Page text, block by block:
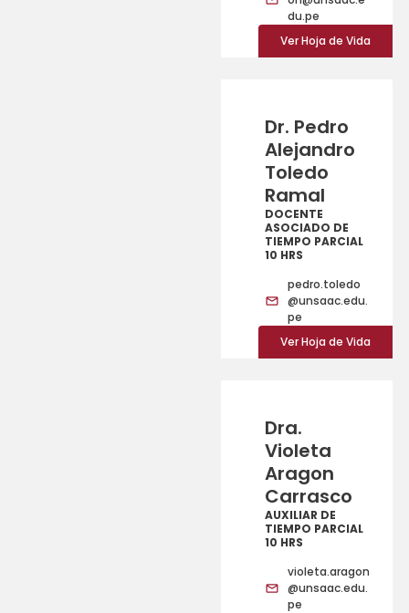
du.pe
Ver Hoja de Vida
Dr. Pedro
Alejandro
Toledo
Ramal
DOCENTE
ASOCIADO DE
TIEMPO PARCIAL
10 HRS
pedro.toledo
@unsaac.edu.
pe
Ver Hoja de Vida
Dra.
Violeta
Aragon
Carrasco
AUXILIAR DE
TIEMPO PARCIAL
10 HRS
violeta.aragon
@unsaac.edu.
pe